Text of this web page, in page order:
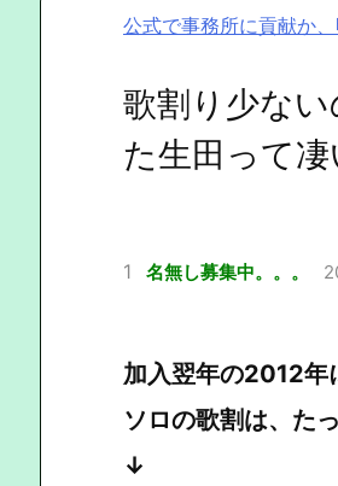
公式で事務所に貢献か
歌割り少な
た生田って凄
1 名無し募集中。。。
加入翌年の2012年
ソロの歌割は、た
↓